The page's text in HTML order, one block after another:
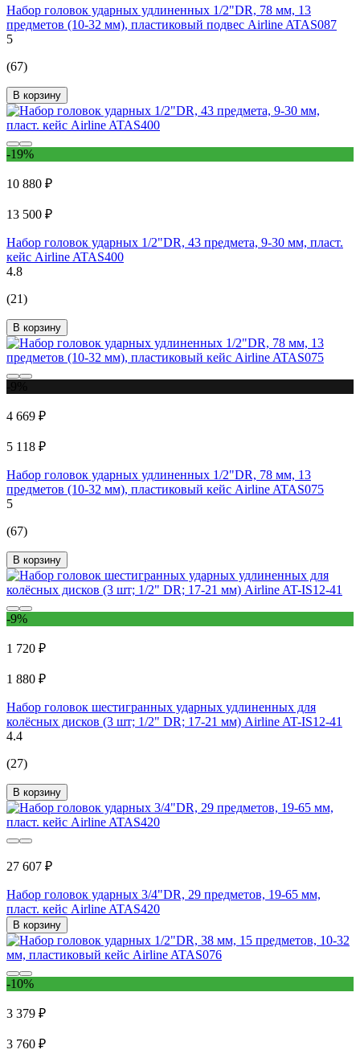
Набор головок ударных удлиненных 1/2"DR, 78 мм, 13
предметов (10-32 мм), пластиковый подвес Airline ATAS087
5
(67)
В корзину
-19%
10 880 ₽
13 500 ₽
Набор головок ударных 1/2"DR, 43 предмета, 9-30 мм, пласт.
кейс Airline ATAS400
4.8
(21)
В корзину
4 669 ₽
5 118 ₽
Набор головок ударных удлиненных 1/2"DR, 78 мм, 13
предметов (10-32 мм), пластиковый кейс Airline ATAS075
5
(67)
В корзину
-9%
1 720 ₽
1 880 ₽
Набор головок шестигранных ударных удлиненных для
колёсных дисков (3 шт; 1/2" DR; 17-21 мм) Airline AT-IS12-41
4.4
(27)
В корзину
27 607 ₽
Набор головок ударных 3/4"DR, 29 предметов, 19-65 мм,
пласт. кейс Airline ATAS420
В корзину
-10%
3 379 ₽
3 760 ₽